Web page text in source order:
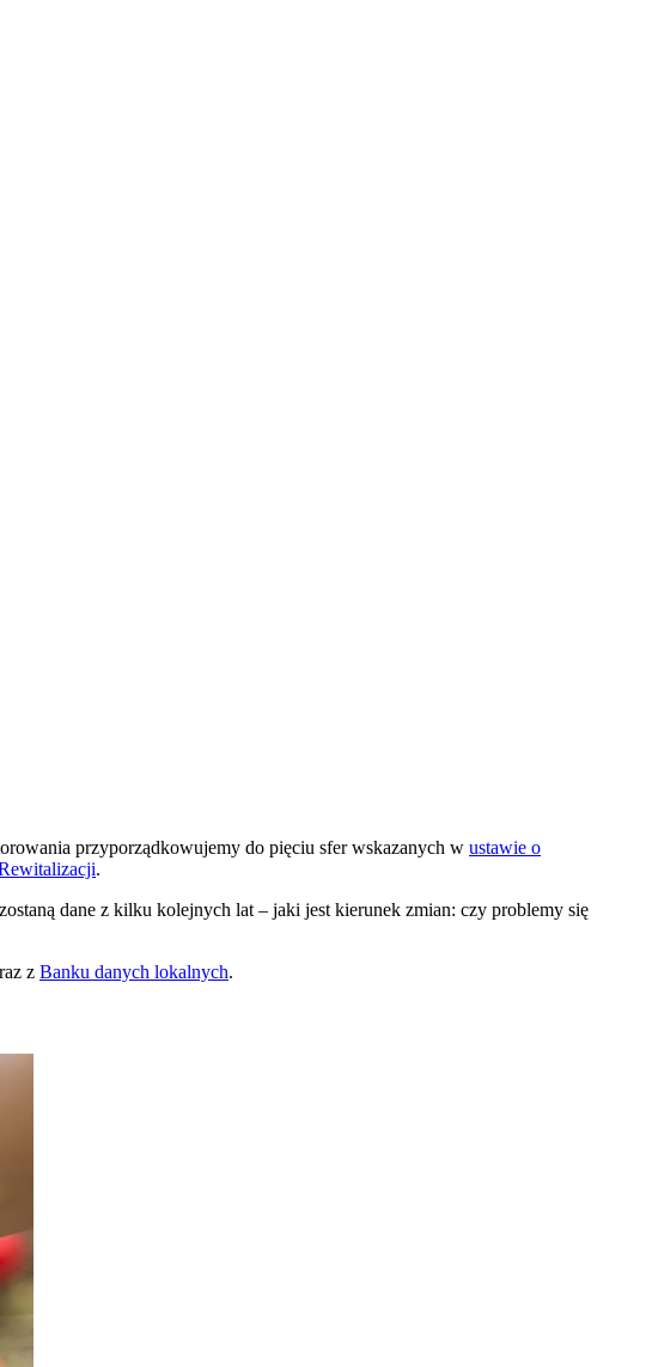
przyporządkowujemy do pięciu sfer wskazanych w ustawie o
.
dane z kilku kolejnych lat – jaki jest kierunek zmian: czy problemy się
z Banku danych lokalnych.